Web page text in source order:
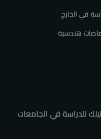
في الخارج
هندسية
للدراسة في الجامعات